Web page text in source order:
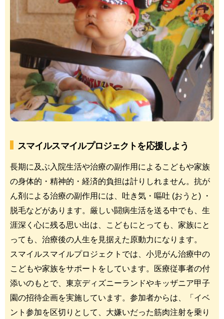
スマイルスマイルプロジェクトを応援しよう
長期に及ぶ入院生活や治療の副作用によるこどもや家族
の身体的・精神的・経済的負担は計りしれません。抗が
ん剤による治療の副作用には、吐き気・嘔吐 (おうと) ・
脱毛などがあります。厳しい闘病生活を送る中でも、生
涯深く心に残る思い出は、こどもにとっても、家族にと
っても、治療後の人生を見据えた原動力になります。
スマイルスマイルプロジェクトでは、小児がん治療中の
こどもや家族をサポートをしています。医療従事者の付
添いのもとで、東京ディズニーランドやキッザニア甲子
園の招待企画を実施しています。参加者からは、「イベ
ント参加を区切りとして、大嫌いだった筋肉注射を乗り